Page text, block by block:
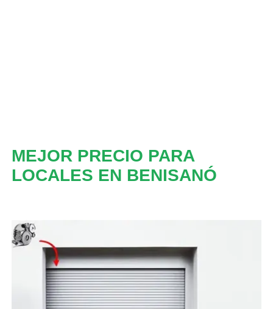
MEJOR PRECIO PARA
LOCALES EN BENISANÓ